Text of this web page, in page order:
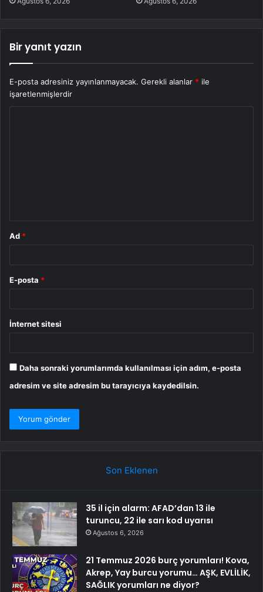
Bir yanıt yazın
E-posta adresiniz yayınlanmayacak. Gerekli alanlar * ile
işaretlenmişlerdir
Ad *
E-posta *
İnternet sitesi
Daha sonraki yorumlarımda kullanılması için adım, e-posta
adresim ve site adresim bu tarayıcıya kaydedilsin.
Son Eklenen
35 il için alarm: AFAD’dan 13 ile
turuncu, 22 ile sarı kod uyarısı
Ağustos 6, 2026
21 Temmuz 2026 burç yorumları! Kova,
Akrep, Yay burcu yorumu… AŞK, EVLİLİK,
SAĞLIK yorumları ne diyor?